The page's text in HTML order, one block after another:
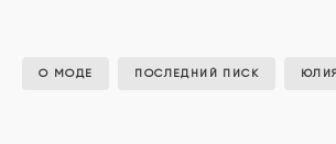
О МОДЕ ПОСЛЕДНИЙ ПИСК